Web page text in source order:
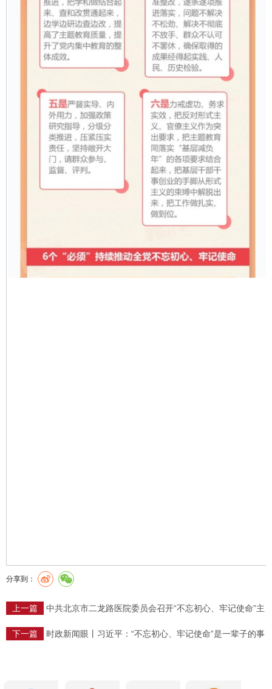
分享到：
上一篇
中共北京市二龙路医院委员会召开“不忘初心、牢记使命”主
下一篇
时政新闻眼丨习近平：“不忘初心、牢记使命”是一辈子的事